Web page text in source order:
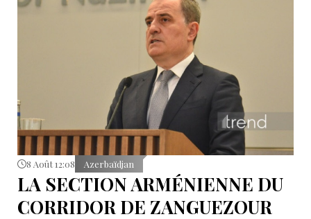
8 Août 12:08 Azerbaïdjan
LA SECTION ARMÉNIENNE DU
CORRIDOR DE ZANGUEZOUR